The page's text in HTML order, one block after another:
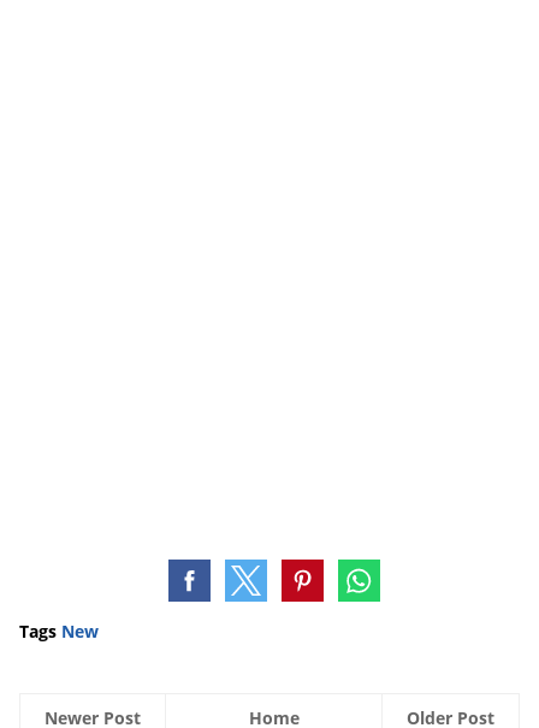
Tags New
Newer Post Older Post
Home